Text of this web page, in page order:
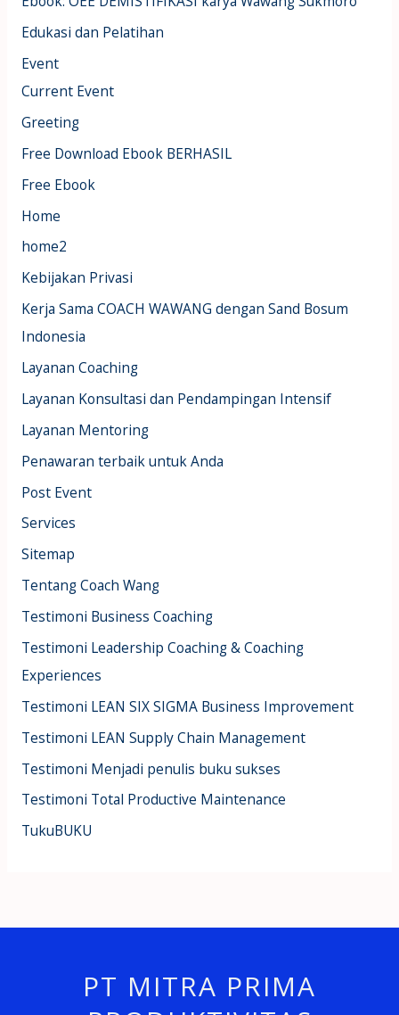
Edukasi dan Pelatihan
Event
Current Event
Greeting
Free Download Ebook BERHASIL
Free Ebook
Home
home2
Kebijakan Privasi
Kerja Sama COACH WAWANG dengan Sand Bosum
Indonesia
Layanan Coaching
Layanan Konsultasi dan Pendampingan Intensif
Layanan Mentoring
Penawaran terbaik untuk Anda
Post Event
Services
Sitemap
Tentang Coach Wang
Testimoni Business Coaching
Testimoni Leadership Coaching & Coaching
Experiences
Testimoni LEAN SIX SIGMA Business Improvement
Testimoni LEAN Supply Chain Management
Testimoni Menjadi penulis buku sukses
Testimoni Total Productive Maintenance
TukuBUKU
PT MITRA PRIMA